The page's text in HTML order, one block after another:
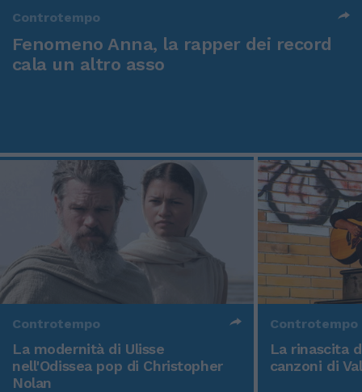
Controtempo
Fenomeno Anna, la rapper dei record
cala un altro asso
Controtempo
La modernità di Ulisse
nell'Odissea pop di Christopher
Nolan
Controtempo
La rinascita
canzoni di